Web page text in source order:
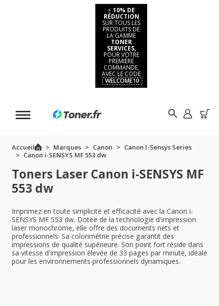
⚡ 10% DE
RÉDUCTION
SUR TOUS LES
PRODUITS DE
LA GAMME
TONER
SERVICES,
POUR VOTRE
PREMIÈRE
COMMANDE,
AVEC LE CODE
WELCOME10
Accueil Marques Canon
Canon I-Sensys Series
Canon i-SENSYS MF 553 dw
Toners Laser Canon i-SENSYS MF
553 dw
Imprimez en toute simplicité et efficacité avec la Canon i-
SENSYS MF 553 dw. Dotée de la technologie d'impression
laser monochrome, elle offre des documents nets et
professionnels. Sa colorimétrie précise garantit des
impressions de qualité supérieure. Son point fort réside dans
sa vitesse d'impression élevée de 33 pages par minute, idéale
pour les environnements professionnels dynamiques.